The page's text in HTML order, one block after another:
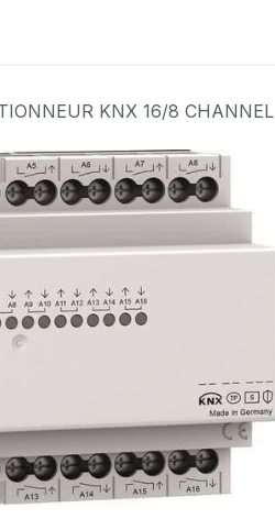
KNX 16/8 CHANNEL